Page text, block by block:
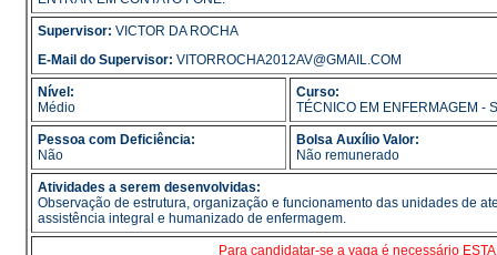
Supervisor: VICTOR DA ROCHA
E-Mail do Supervisor: VITORROCHA2012AV@GMAIL.COM
Nível:
Médio
Curso:
TÉCNICO EM ENFERMAGEM -
Pessoa com Deficiência:
Não
Bolsa Auxílio Valor:
Não remunerado
Atividades a serem desenvolvidas:
Observação de estrutura, organização e funcionamento das unidades de
assistência integral e humanizado de enfermagem.
Para candidatar-se a vaga é necessário